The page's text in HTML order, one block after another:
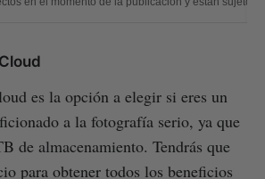
es la opción a elegir si eres un
a la fotografía serio, ya que
de almacenamiento. Tendrás que
para obtener todos los beneficios